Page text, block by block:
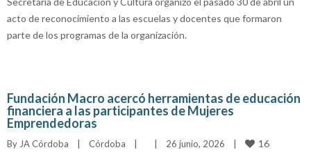
acto de reconocimiento a las escuelas y docentes que formaron
parte de los programas de la organización.
Fundación Macro acercó herramientas de educación
financiera a las participantes de Mujeres
Emprendedoras
By JA Córdoba Córdoba 26 junio, 2026 16